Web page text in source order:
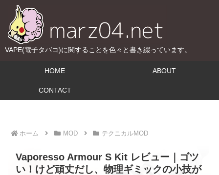
VAPE(電子タバコ)に関することを色々と書き綴っています。
HOME ABOUT
CONTACT
ホーム MOD テクニカルMOD
Vaporesso Armour S Kit レビュー｜ゴツ
い！けど頑丈だし、物理ギミックの小技が